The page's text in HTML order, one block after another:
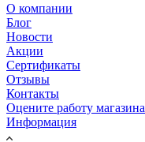
О компании
Блог
Новости
Акции
Сертификаты
Отзывы
Контакты
Оцените работу магазина
Информация